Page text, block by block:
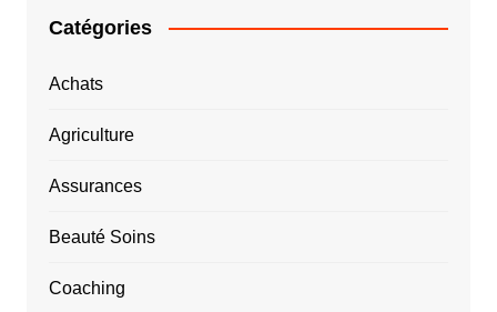
Catégories
Achats
Agriculture
Assurances
Beauté Soins
Coaching